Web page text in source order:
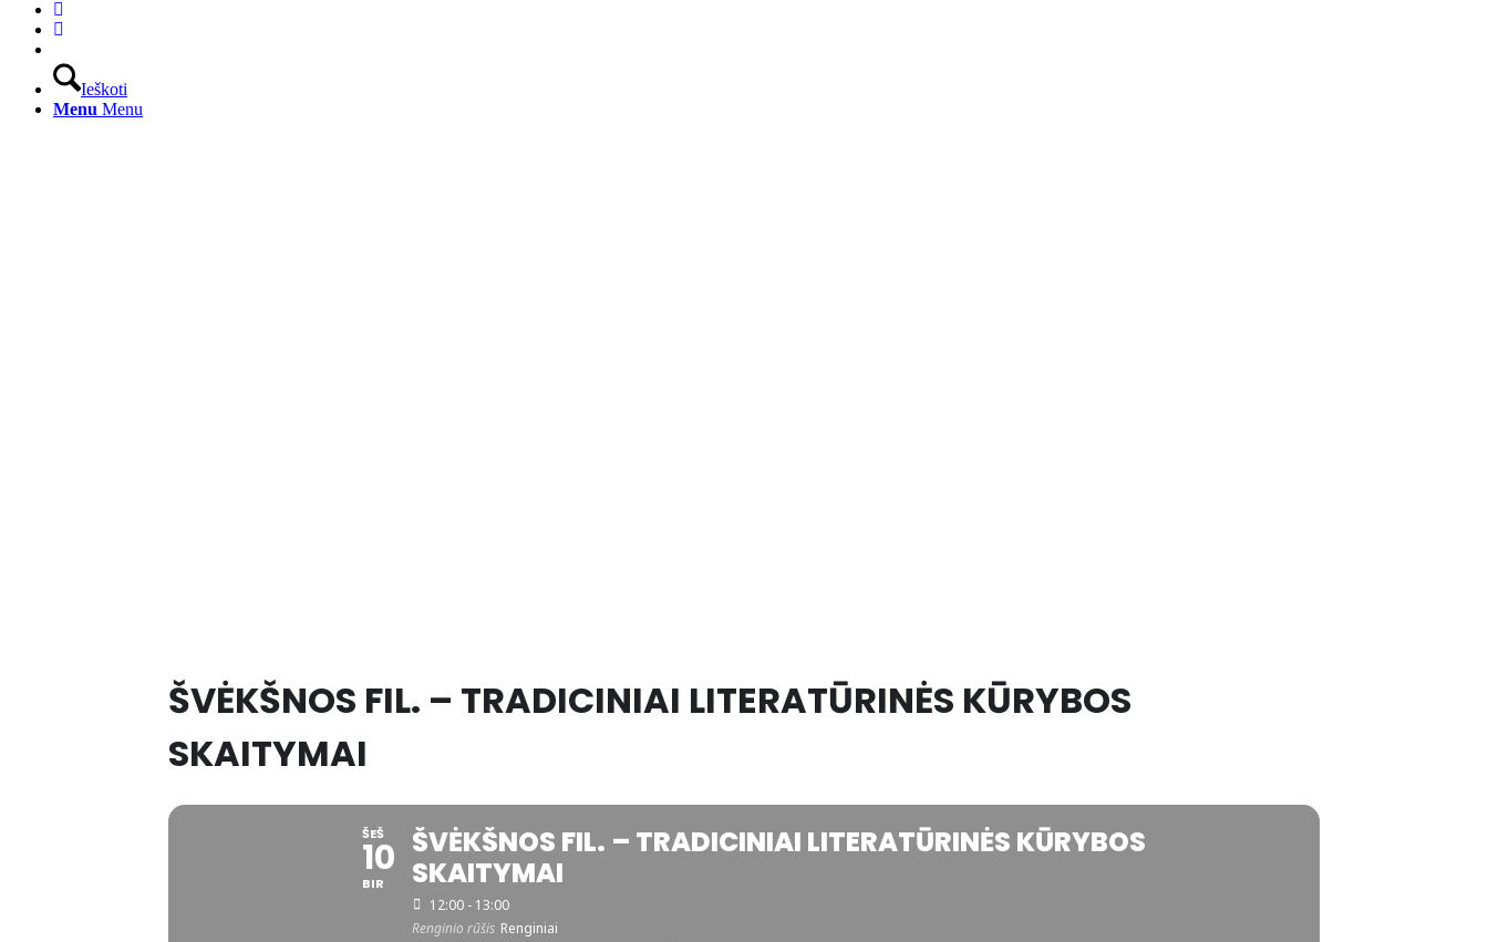
Ieškoti
Menu Menu
ŠVĖKŠNOS FIL. – TRADICINIAI LITERATŪRINĖS KŪRYBOS
SKAITYMAI
ŠEŠ
10
BIR
ŠVĖKŠNOS FIL. – TRADICINIAI LITERATŪRINĖS KŪRYBOS
SKAITYMAI
12:00 - 13:00
Renginio rūšis Renginiai